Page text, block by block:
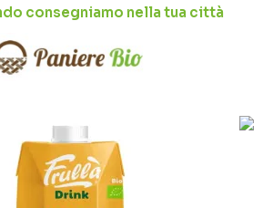
consegniamo nella tua città